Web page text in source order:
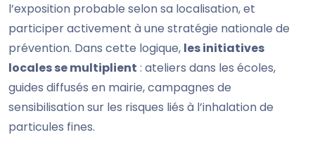
l’exposition probable selon sa localisation, et
participer activement à une stratégie nationale de
prévention. Dans cette logique, les initiatives
locales se multiplient : ateliers dans les écoles,
guides diffusés en mairie, campagnes de
sensibilisation sur les risques liés à l’inhalation de
particules fines.